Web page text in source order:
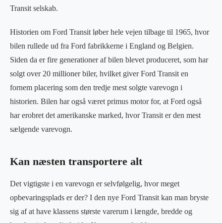
Transit selskab.
Historien om Ford Transit løber hele vejen tilbage til 1965, hvor
bilen rullede ud fra Ford fabrikkerne i England og Belgien.
Siden da er fire generationer af bilen blevet produceret, som har
solgt over 20 millioner biler, hvilket giver Ford Transit en
fornem placering som den tredje mest solgte varevogn i
historien. Bilen har også været primus motor for, at Ford også
har erobret det amerikanske marked, hvor Transit er den mest
sælgende varevogn.
Kan næsten transportere alt
Det vigtigste i en varevogn er selvfølgelig, hvor meget
opbevaringsplads er der? I den nye Ford Transit kan man bryste
sig af at have klassens største varerum i længde, bredde og